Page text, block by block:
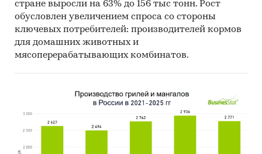
стране выросли на 63% до 156 тыс тонн. Рост
обусловлен увеличением спроса со стороны
ключевых потребителей: производителей кормов
для домашних животных и
мясоперерабатывающих комбинатов.